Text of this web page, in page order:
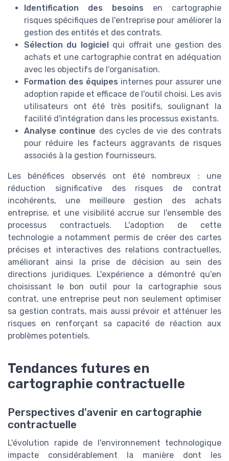
Identification des besoins en cartographie
risques spécifiques de l'entreprise pour améliorer la
gestion des entités et des contrats.
Sélection du logiciel
qui offrait une gestion des
achats et une cartographie contrat en adéquation
avec les objectifs de l'organisation.
Formation des équipes internes pour assurer une
adoption rapide et efficace de l'outil choisi. Les avis
utilisateurs ont été très positifs, soulignant la
facilité d'intégration dans les processus existants.
Analyse continue des cycles de vie des contrats
pour réduire les facteurs aggravants de risques
associés à la gestion fournisseurs.
Les bénéfices observés ont été nombreux : une
réduction significative des risques de contrat
incohérents, une meilleure gestion des achats
entreprise, et une visibilité accrue sur l'ensemble des
processus contractuels. L'adoption de cette
technologie a notamment permis de créer des cartes
précises et interactives des relations contractuelles,
améliorant ainsi la prise de décision au sein des
directions juridiques. L'expérience a démontré qu'en
choisissant le bon outil pour la cartographie sous
contrat, une entreprise peut non seulement optimiser
sa gestion contrats, mais aussi prévoir et atténuer les
risques en renforçant sa capacité de réaction aux
problèmes potentiels.
Tendances futures en
cartographie contractuelle
Perspectives d'avenir en cartographie
contractuelle
L'évolution rapide de l'environnement technologique
impacte considérablement la manière dont les